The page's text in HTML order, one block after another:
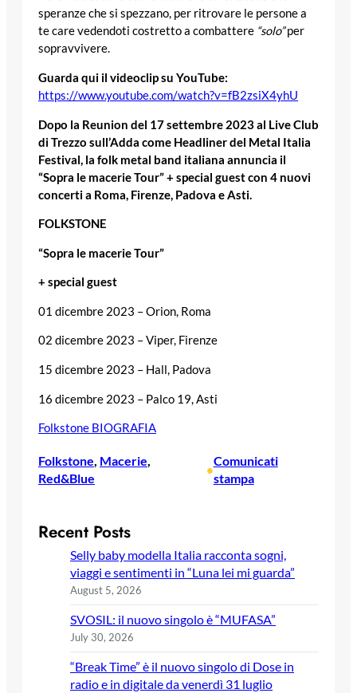
speranze che si spezzano, per ritrovare le persone a
te care vedendoti costretto a combattere “solo”per
sopravvivere.
Guarda qui il videoclip su YouTube:
https://www.youtube.com/watch?v=fB2zsiX4yhU
Dopo la Reunion del 17 settembre 2023 al Live Club
di Trezzo sull’Adda come Headliner del Metal Italia
Festival, la folk metal band italiana annuncia il
“Sopra le macerie Tour” + special guest con 4 nuovi
concerti a Roma, Firenze, Padova e Asti.
FOLKSTONE
“Sopra le macerie Tour”
+ special guest
01 dicembre 2023 – Orion, Roma
02 dicembre 2023 – Viper, Firenze
15 dicembre 2023 – Hall, Padova
16 dicembre 2023 – Palco 19, Asti
Folkstone BIOGRAFIA
Folkstone Macerie
Red&Blue
•
Comunicati
stampa
Recent Posts
Selly baby modella Italia racconta sogni,
viaggi e sentimenti in “Luna lei mi guarda”
August 5, 2026
SVOSIL: il nuovo singolo è “MUFASA”
July 30, 2026
“Break Time” è il nuovo singolo di Dose in
radio e in digitale da venerdì 31 luglio